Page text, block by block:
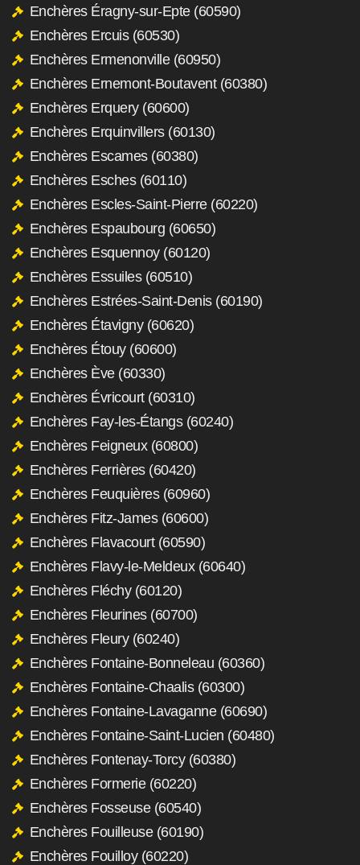
Enchères Éragny-sur-Epte (60590)
Enchères Ercuis (60530)
Enchères Ermenonville (60950)
Enchères Ernemont-Boutavent (60380)
Enchères Erquery (60600)
Enchères Erquinvillers (60130)
Enchères Escames (60380)
Enchères Esches (60110)
Enchères Escles-Saint-Pierre (60220)
Enchères Espaubourg (60650)
Enchères Esquennoy (60120)
Enchères Essuiles (60510)
Enchères Estrées-Saint-Denis (60190)
Enchères Étavigny (60620)
Enchères Étouy (60600)
Enchères Ève (60330)
Enchères Évricourt (60310)
Enchères Fay-les-Étangs (60240)
Enchères Feigneux (60800)
Enchères Ferrières (60420)
Enchères Feuquières (60960)
Enchères Fitz-James (60600)
Enchères Flavacourt (60590)
Enchères Flavy-le-Meldeux (60640)
Enchères Fléchy (60120)
Enchères Fleurines (60700)
Enchères Fleury (60240)
Enchères Fontaine-Bonneleau (60360)
Enchères Fontaine-Chaalis (60300)
Enchères Fontaine-Lavaganne (60690)
Enchères Fontaine-Saint-Lucien (60480)
Enchères Fontenay-Torcy (60380)
Enchères Formerie (60220)
Enchères Fosseuse (60540)
Enchères Fouilleuse (60190)
Enchères Fouilloy (60220)